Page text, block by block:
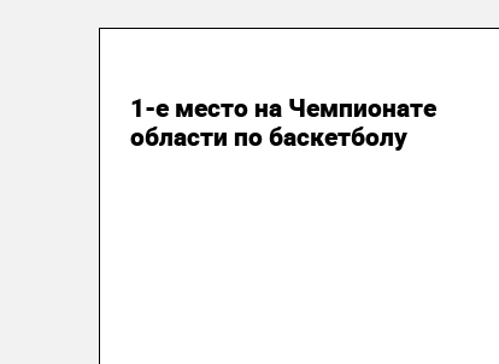
1-е место на Чемпионате
области по баскетболу